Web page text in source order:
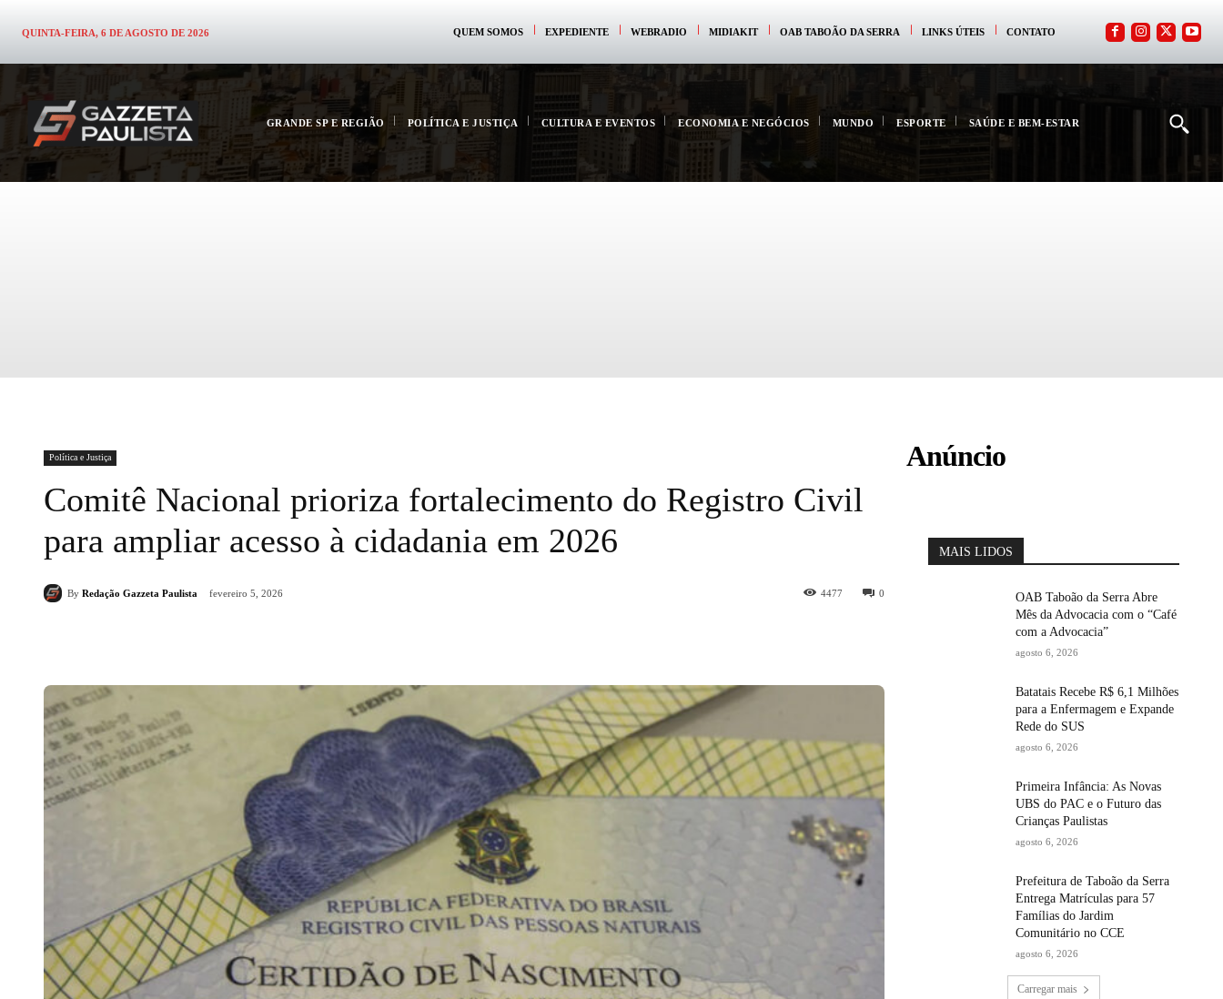
QUINTA-FEIRA, 6 DE AGOSTO DE 2026 QUEM SOMOS EXPEDIENTE WEBRADIO MIDIAKIT OAB TABOÃO DA SERRA LINKS ÚTEIS CONTATO
GRANDE SP E REGIÃO POLÍTICA E JUSTIÇA CULTURA E EVENTOS ECONOMIA E NEGÓCIOS MUNDO ESPORTE SAÚDE E BEM-ESTAR
Política e Justiça
Comitê Nacional prioriza fortalecimento do Registro Civil
para ampliar acesso à cidadania em 2026
By Redação Gazzeta Paulista fevereiro 5, 2026 0
4477
Anúncio
MAIS LIDOS
OAB Taboão da Serra Abre
Mês da Advocacia com o “Café
com a Advocacia”
agosto 6, 2026
Batatais Recebe R$ 6,1 Milhões
para a Enfermagem e Expande
Rede do SUS
agosto 6, 2026
Primeira Infância: As Novas
UBS do PAC e o Futuro das
Crianças Paulistas
agosto 6, 2026
Prefeitura de Taboão da Serra
Entrega Matrículas para 57
Famílias do Jardim
Comunitário no CCE
agosto 6, 2026
Carregar mais